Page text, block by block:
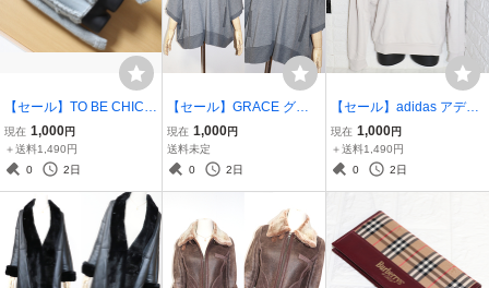
【セール】TO BE CHIC
トゥービーシック 可愛い
デザイン☆ 編み込み アン
サンブル モヘヤIN セット
女性 婦人用
現在 1,000円
＋送料1,490円
0
2日
【セール】GRACE グレ
ース お洒落デザイン♪☆良
好☆ 脱着可能 ラクーン フ
ァー 毛皮 ポケット フード
現在 1,000円
送料未定
0
2日
【セール】adidas アディ
ダス オリジナル GD5955
フード付き パーカー メン
ズ
現在 1,000円
＋送料1,490円
0
2日